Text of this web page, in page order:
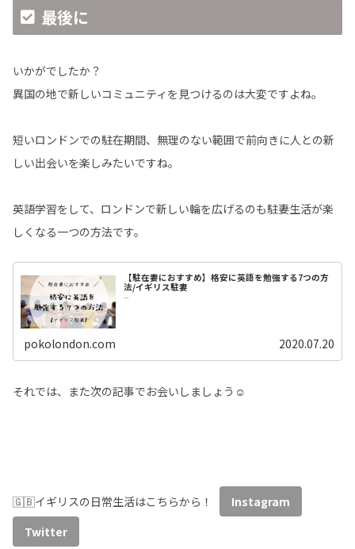
最後に
いかがでしたか？
異国の地で新しいコミュニティを見つけるのは大変ですよね。
短いロンドンでの駐在期間、無理のない範囲で前向きに人との新
しい出会いを楽しみたいですね。
英語学習をして、ロンドンで新しい輪を広げるのも駐妻生活が楽
しくなる一つの方法です。
【駐在妻におすすめ】格安に英語を勉強する7つの方
法/イギリス駐妻
...
pokolondon.com 2020.07.20
それでは、また次の記事でお会いしましょう☺️
🇬🇧イギリスの日常生活はこちらから！
Instagram
Twitter